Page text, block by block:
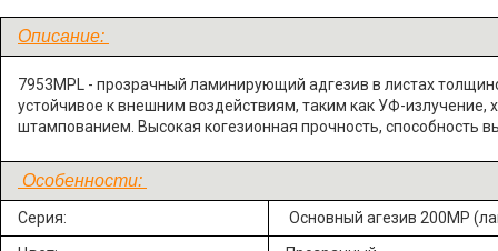
Описание:
7953MPL - прозрачный ламинирующий адгезив в листах
устойчивое к внешним воздействиям, таким как УФ-излучение,
штампованием. Высокая когезионная прочность,
Особенности:
Серия:
Основный агезив 200МР